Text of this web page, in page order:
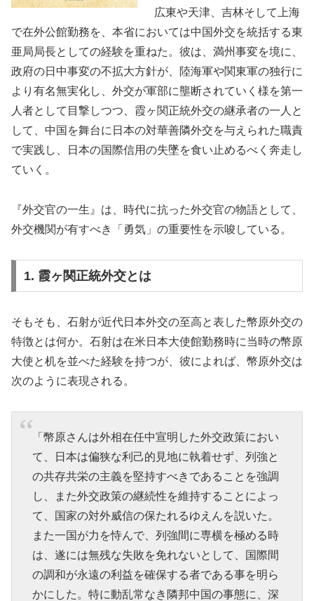
広東や天津、吉林そして上海
で在外公館勤務を、本省においては中国外交を統括する東
亜局局長としての経験を重ねた。彼は、満州事変を境に、
政府の日中事変の不拡大方針が、陸海軍や関東軍の独行に
より有名無実化し、外交が軍部に壟断されていく様を第一
人者として目撃しつつ、霞ヶ関正統外交の継承者の一人と
して、中国を舞台に日本の対華善隣外交を与えられた職責
で実践し、日本の国際信用の失墜を食い止めるべく奔走し
ていく。
『外交官の一生』は、時代に抗った外交官の物語として、
外交機関が有すべき「勇気」の重要性を示唆している。
1. 霞ヶ関正統外交とは
そもそも、石射が近代日本外交の至高と表した幣原外交の
特徴とは何か。石射は在米日本大使館勤務時に当時の幣原
大使と机を並べた経験を持つが、彼によれば、幣原外交は
次のように表現される。
「幣原さんは外相在任中宣明した外交政策におい
て、日本は偏狭な利己的見地に執着せず、列強と
の共存共栄の主義を堅持すべきであることを強調
し、また外交政策の継続性を維持することによっ
て、国家の対外威信の保たれるゆえんを説いた。
また一国が力を恃んで、列強間に専横を極める時
は、遂には無残な失敗を免れないとして、国際間
の調和が永遠の利益を確保する者である事を明ら
かにした。特に動乱常なき隣邦中国の事態に、深